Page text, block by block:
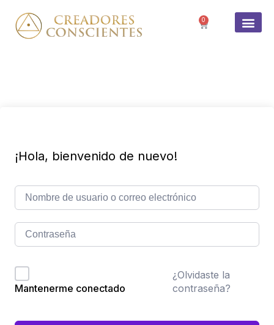
0
¡Hola, bienvenido de nuevo!
Mantenerme conectado
¿Olvidaste la
contraseña?